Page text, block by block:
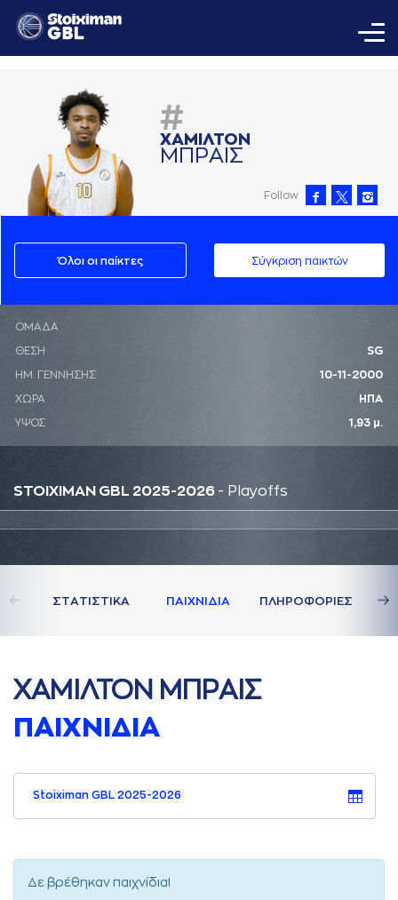
#
ΧAΜΙΛΤΟΝ
ΜΠΡAΙΣ
Follow
Όλοι οι παίκτες Σύγκριση παικτών
ΟΜΑΔΑ
ΘΕΣΗ SG
ΗΜ. ΓΕΝΝΗΣΗΣ 10-11-2000
ΧΩΡΑ ΗΠΑ
ΥΨΟΣ 1,93 μ.
STOIXIMAN GBL 2025-2026 - Playoffs
ΣΤAΤΙΣΤΙΚA ΠAΙΧΝΙΔΙA ΠΛΗΡΟΦΟΡΙΕΣ
ΧAΜΙΛΤΟΝ ΜΠΡAΙΣ
ΠAΙΧΝΙΔΙA
Stoiximan GBL 2025-2026
Δε βρέθηκαν παιχνίδια!